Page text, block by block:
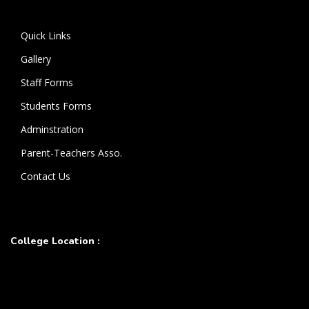
Quick Links
Gallery
Staff Forms
Students Forms
Adminstration
Parent-Teachers Asso.
Contact Us
College Location :